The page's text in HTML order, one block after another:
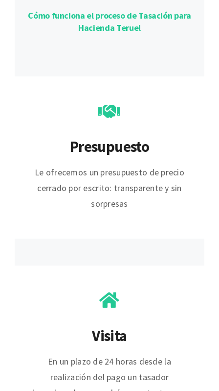
Cómo funciona el proceso de Tasación para
Hacienda Teruel
Presupuesto
Le ofrecemos un presupuesto de precio
cerrado por escrito: transparente y sin
sorpresas
Visita
En un plazo de 24 horas desde la
realización del pago un tasador